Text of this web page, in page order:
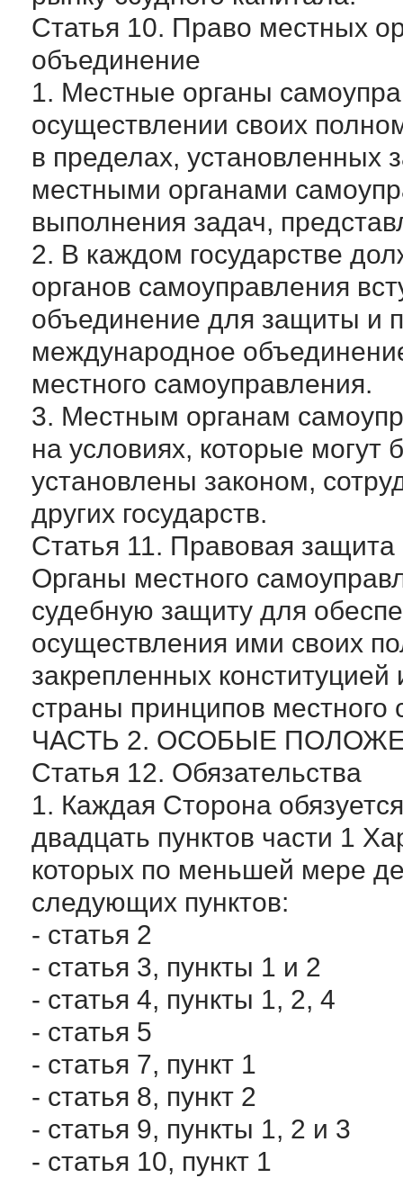
Статья 10. Право местных
объединение
1. Местные органы
осуществлении своих
в пределах, установленных
местными органами
выполнения задач,
2. В каждом государстве
органов самоуправления
объединение для защиты и
международное
местного самоуправления.
3. Местным органам
на условиях, которые могут
установлены законом,
других государств.
Статья 11. Правовая
Органы местного
судебную защиту для
осуществления ими своих
закрепленных конституцией
страны принципов местного
ЧАСТЬ 2. ОСОБЫЕ
Статья 12. Обязательства
1. Каждая Сторона
двадцать пунктов части 1
которых по меньшей мере
следующих пунктов:
- статья 2
- статья 3, пункты 1 и 2
- статья 4, пункты 1, 2, 4
- статья 5
- статья 7, пункт 1
- статья 8, пункт 2
- статья 9, пункты 1, 2 и 3
- статья 10, пункт 1